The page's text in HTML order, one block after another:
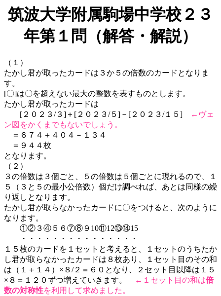
筑波大学附属駒場中学校２３
年第１問（解答・解説）
（１）
たかし君が取ったカードは３か５の倍数のカードとなりま
す。
[〇]は〇を超えない最大の整数を表すものとします。
たかし君が取ったカードは
[２０２３/３]＋[２０２３/５]－[２０２３/１５]
←ヴェ
ン図をかくまでもないでしょう。
＝６７４＋４０４－１３４
＝９４４枚
となります。
（２）
３の倍数は３個ごと、５の倍数は５個ごとに現れるので、１
５（３と５の最小公倍数）個だけ調べれば、あとは同様の繰
り返しとなります。
たかし君が取らなかったカードに〇をつけると、次のように
なります。
①②３④５６⑦⑧９10⑪12⑬⑭15
・・・・・・・・・・・・・・・
１５枚のカードを１セットと考えると、１セットのうちたか
し君が取らなかったカードは８枚あり、１セット目のその和
は（１＋１４）×８/２＝６０となり、２セット目以降は１５
×８＝１２０ずつ増えていきます。
←１セット目の和は倍
数の対称性を利用して求めました。